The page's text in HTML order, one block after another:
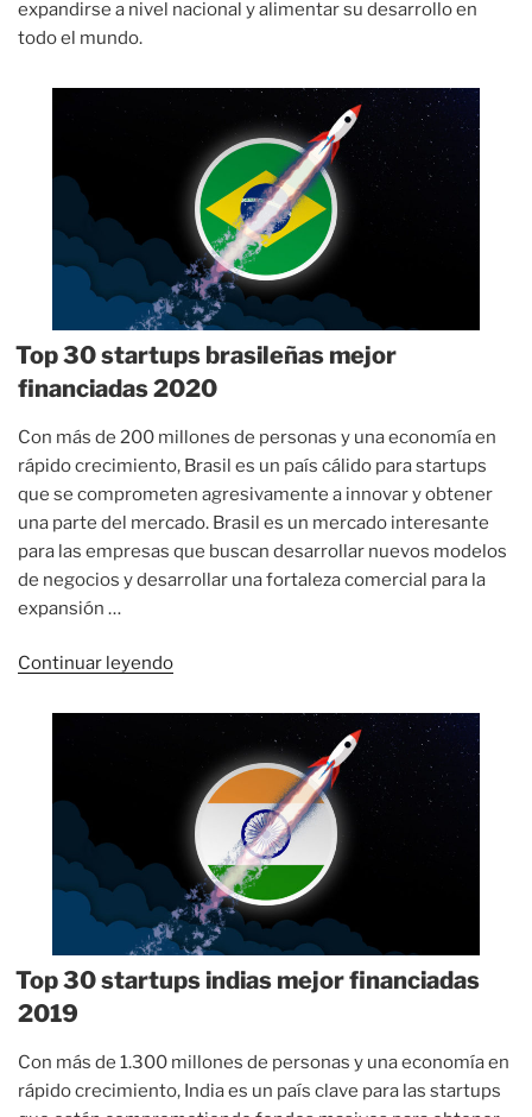
expandirse a nivel nacional y alimentar su desarrollo en
todo el mundo.
Top 30 startups brasileñas mejor
financiadas 2020
Con más de 200 millones de personas y una economía en
rápido crecimiento, Brasil es un país cálido para startups
que se comprometen agresivamente a innovar y obtener
una parte del mercado. Brasil es un mercado interesante
para las empresas que buscan desarrollar nuevos modelos
de negocios y desarrollar una fortaleza comercial para la
expansión …
Continuar leyendo«Top
startups
mejor
financiadas
2020»
Top 30 startups indias mejor financiadas
2019
Con más de 1.300 millones de personas y una economía en
rápido crecimiento, India es un país clave para las startups